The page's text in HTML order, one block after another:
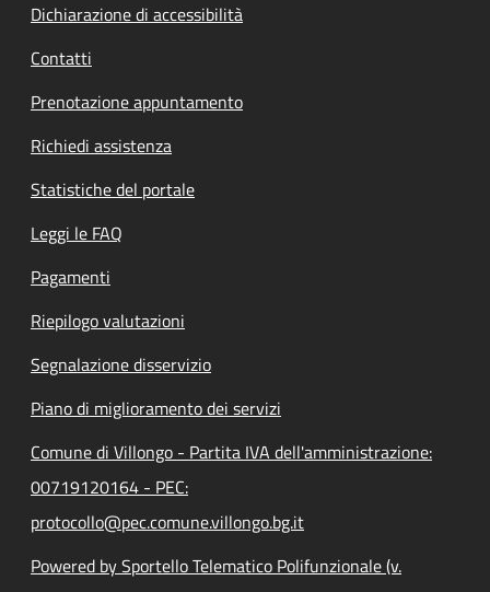
Dichiarazione di accessibilità
Contatti
Prenotazione appuntamento
Richiedi assistenza
Statistiche del portale
Leggi le FAQ
Pagamenti
Riepilogo valutazioni
Segnalazione disservizio
Piano di miglioramento dei servizi
Comune di Villongo - Partita IVA dell'amministrazione:
00719120164 - PEC:
protocollo@pec.comune.villongo.bg.it
Powered by Sportello Telematico Polifunzionale (v.